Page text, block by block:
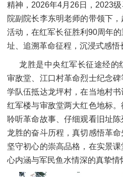
精神，2026年4月26日，2023
院副院长李东明老师的带领下
活动，在红军长征胜利90周年
址、追溯革命征程，沉浸式感悟
龙胜是中央红军长征途经的
审敌堂、江口村革命烈士纪念
学队伍抵达龙坪村，在当地村
红军楼与审敌堂两大红色地标
聆听革命故事、仔细观看旧址
龙胜的奋斗历程，真切感悟革命
坚守初心的崇高品格，在实景
心内涵与军民鱼水情深的真挚情